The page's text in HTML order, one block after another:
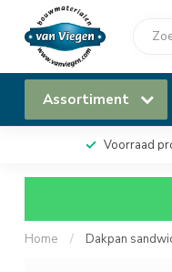
Assortiment
Voorraad
Home / Dakpan